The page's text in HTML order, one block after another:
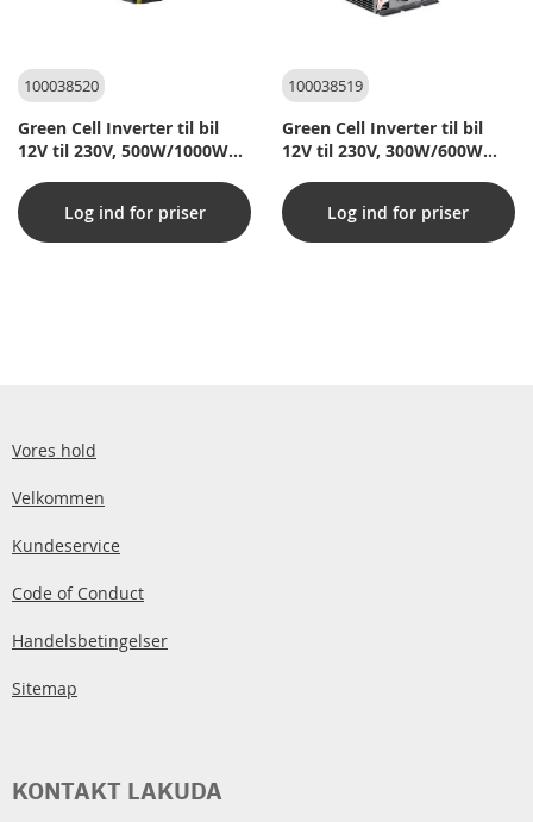
100038520
Green Cell Inverter til bil
12V til 230V, 500W/1000W
Log ind for priser
100038519
Green Cell Inverter til bil
12V til 230V, 300W/600W
Log ind for priser
Vores hold
Velkommen
Kundeservice
Code of Conduct
Handelsbetingelser
Sitemap
KONTAKT LAKUDA